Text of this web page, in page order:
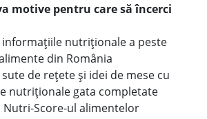
motive pentru care să încerci
informațiile nutriționale a peste
din România
sute de rețete și idei de mese cu
nutriționale gata completate
Nutri-Score-ul alimentelor